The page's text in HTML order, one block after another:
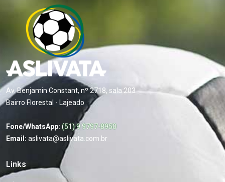
Av. Benjamin Constant, nº 2718, sala 203
Bairro Florestal - Lajeado
Fone/WhatsApp: (51) 9 9797-8950
Email: aslivata@aslivata.com.br
Links